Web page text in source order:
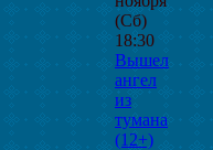
(Сб)
18:30
Вышел
ангел
из
тумана
(12+)